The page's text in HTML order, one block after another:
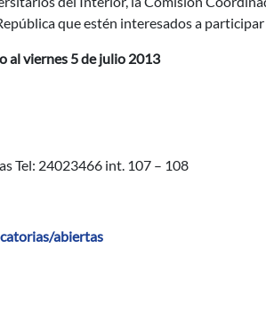
que estén interesados a
alviernes 5 de julio 2013
Tel: 24023466 int. 107 – 108
abiertas